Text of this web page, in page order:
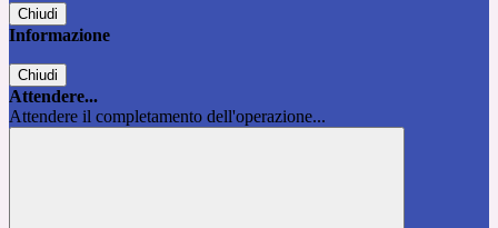
Chiudi
Informazione
Chiudi
Attendere...
Attendere il completamento dell'operazione...